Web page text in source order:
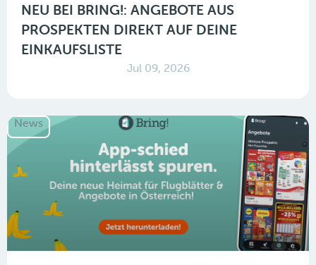
NEU BEI BRING!: ANGEBOTE AUS
PROSPEKTEN DIREKT AUF DEINE
EINKAUFSLISTE
Jul 09, 2026
News